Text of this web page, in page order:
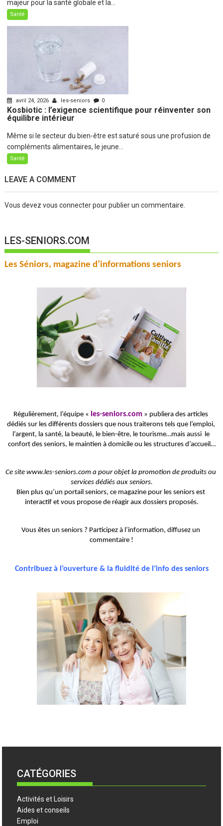
majeur pour la santé globale et la...
Santé
avril 24, 2026 les-seniors 0
Kosbiotic : l’exigence scientifique pour réinventer son
équilibre intérieur
Même si le secteur du bien-être est saturé sous une profusion de
compléments alimentaires, le jeune...
Santé
LEAVE A COMMENT
Vous devezvous connecterpour publier un commentaire.
LES-SENIORS.COM
Les Séniors, magazine d’informations seniors
Régulièrement, l’équipe « les-seniors.com » publiera des articles
dédiés sur les différents dossiers que nous traiterons tels que l’emploi,
l’argent, la santé, la beauté, le bien-être, le tourisme…mais aussi  le
confort des seniors, le maintien à domicile ou les structures d’accueil…
Ce site www.les-seniors.com a pour objet la promotion de produits ou
services dédiés aux seniors.
Bien plus qu’un portail seniors, ce magazine pour les seniors est
interactif et vous propose de réagir aux dossiers proposés.
Vous êtes un seniors ? Participez à l’information, diffusez un
commentaire !
Contribuez à l’ouverture & la fluidité de l’info des seniors
CATÉGORIES
Activités et Loisirs
Aides et conseils
Emploi